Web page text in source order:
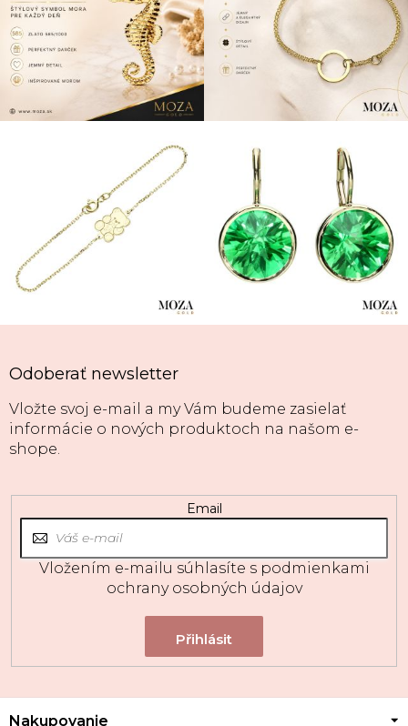
Odoberať newsletter
Vložte svoj e-mail a my Vám budeme zasielať
informácie o nových produktoch na našom e-
shope.
Email
Vložením e-mailu súhlasíte s podmienkami
ochrany osobných údajov
Z
Nakupovanie